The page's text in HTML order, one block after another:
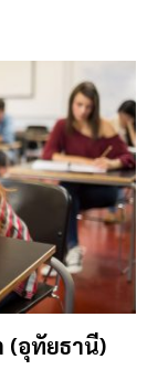
(อุทัยธานี)